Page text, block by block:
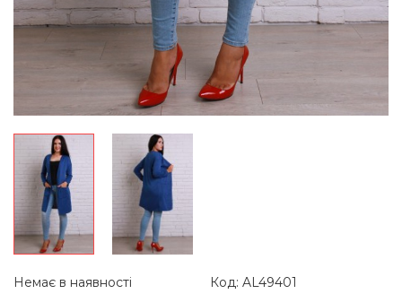
Немає в наявності Код: AL49401